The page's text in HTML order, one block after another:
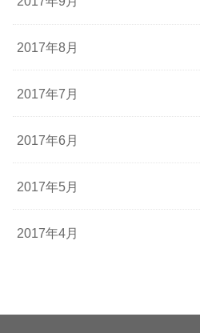
2017年8月
2017年7月
2017年6月
2017年5月
2017年4月